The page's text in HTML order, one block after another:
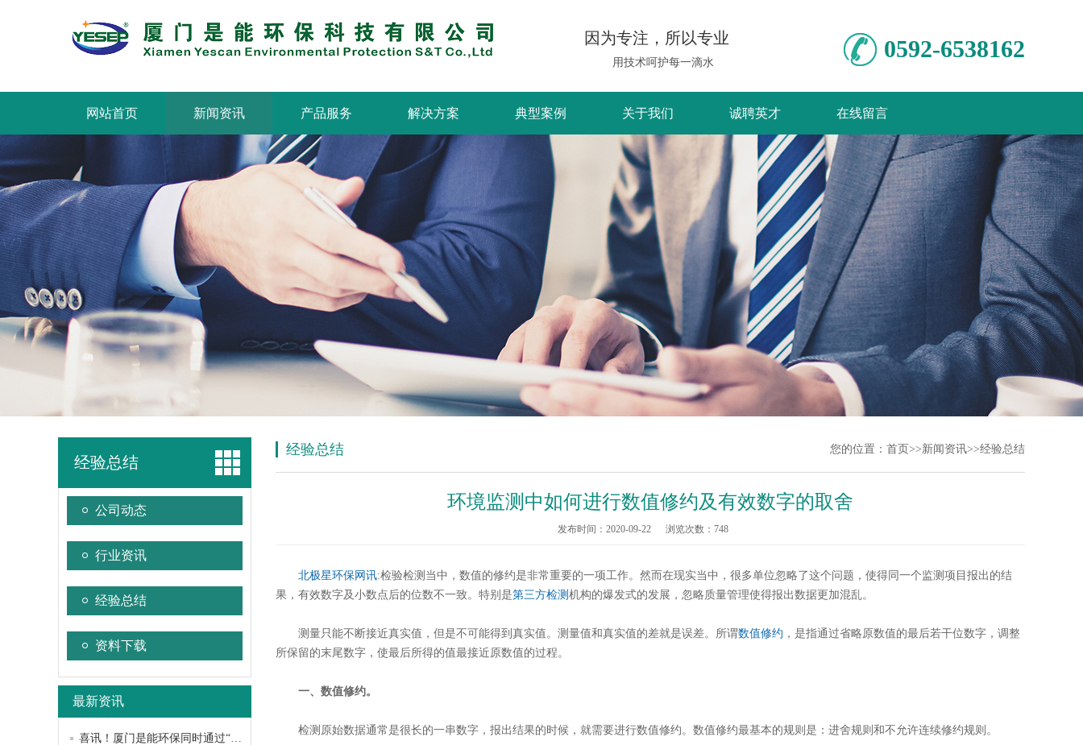
因为专注，所以专业
用技术呵护每一滴水
0592-6538162
网站首页 新闻资讯 产品服务 解决方案 典型案例 关于我们 诚聘英才 在线留言
经验总结
公司动态
行业资讯
经验总结
资料下载
最新资讯
喜讯！厦门是能环保同时通过“国家高新技术”、“厦门市高新技术”企业认定
经验总结 您的位置： 首页 >>新闻资讯>>经验总结
环境监测中如何进行数值修约及有效数字的取舍
发布时间：2020-09-22 浏览次数： 748
北极星环保网讯:检验检测当中，数值的修约是非常重要的一项工作。然而在现实当中，很多单位忽略了这个问题，使得同一个监测项目报出的结
果，有效数字及小数点后的位数不一致。特别是第三方检测机构的爆发式的发展，忽略质量管理使得报出数据更加混乱。
测量只能不断接近真实值，但是不可能得到真实值。测量值和真实值的差就是误差。所谓数值修约 ，是指通过省略原数值的最后若干位数字，调整
所保留的末尾数字，使最后所得的值最接近原数值的过程。
一、数值修约。
检测原始数据通常是很长的一串数字，报出结果的时候，就需要进行数值修约。数值修约最基本的规则是：进舍规则和不允许连续修约规则。